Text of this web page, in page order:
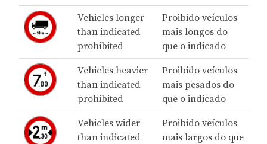
Vehicles longer
than indicated
prohibited
Proibido veículos
mais longos do
que o indicado
Vehicles heavier
than indicated
prohibited
Proibido veículos
mais pesados do
que o indicado
Vehicles wider
than indicated
Proibido veículos
mais largos do que